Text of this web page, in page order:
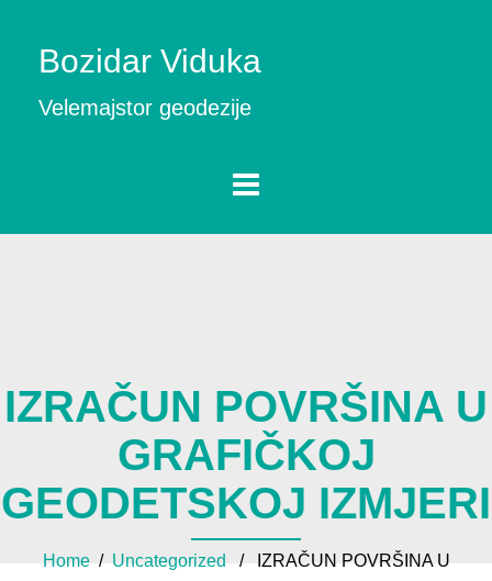
Bozidar Viduka
Velemajstor geodezije
IZRAČUN POVRŠINA U
GRAFIČKOJ
GEODETSKOJ IZMJERI
Home/ Uncategorized / IZRAČUN POVRŠINA U